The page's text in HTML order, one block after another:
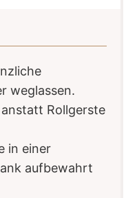
weglassen.
Rollgerste
in einer
aufbewahrt